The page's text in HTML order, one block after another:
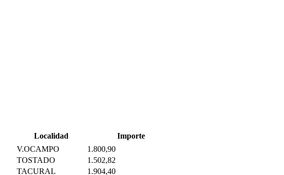
Localidad
Importe
V.OCAMPO
1.800,90
TOSTADO
1.502,82
TACURAL
1.904,40